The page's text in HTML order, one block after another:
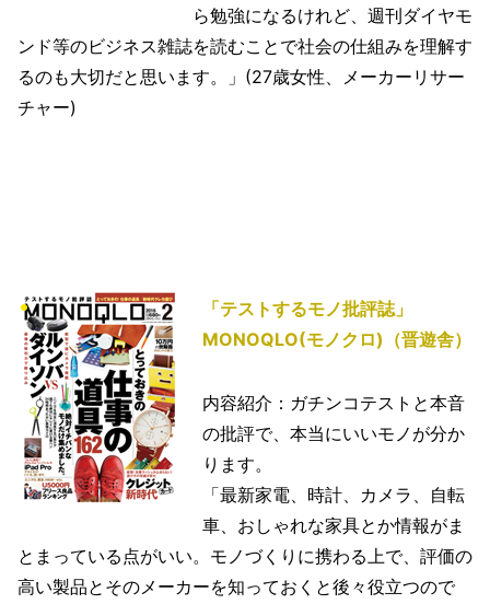
ら勉強になるけれど、週刊ダイヤモ
ンド等のビジネス雑誌を読むことで社会の仕組みを理解す
るのも大切だと思います。」(27歳女性、メーカーリサー
チャー)
「テストするモノ批評誌」
MONOQLO(モノクロ)（晋遊舎）
内容紹介：ガチンコテストと本音
の批評で、本当にいいモノが分か
ります。
「最新家電、時計、カメラ、自転
車、おしゃれな家具とか情報がま
とまっている点がいい。モノづくりに携わる上で、評価の
高い製品とそのメーカーを知っておくと後々役立つので